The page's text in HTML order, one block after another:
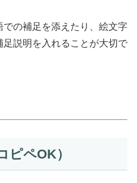
の補足を添えたり、絵文字
説明を入れることが大切で
ピペOK）